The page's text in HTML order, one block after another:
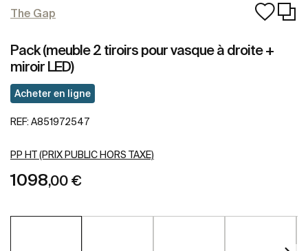
The Gap
Pack (meuble 2 tiroirs pour vasque à droite +
miroir LED)
Acheter en ligne
REF: A851972547
PP HT (PRIX PUBLIC HORS TAXE)
1098,00 €